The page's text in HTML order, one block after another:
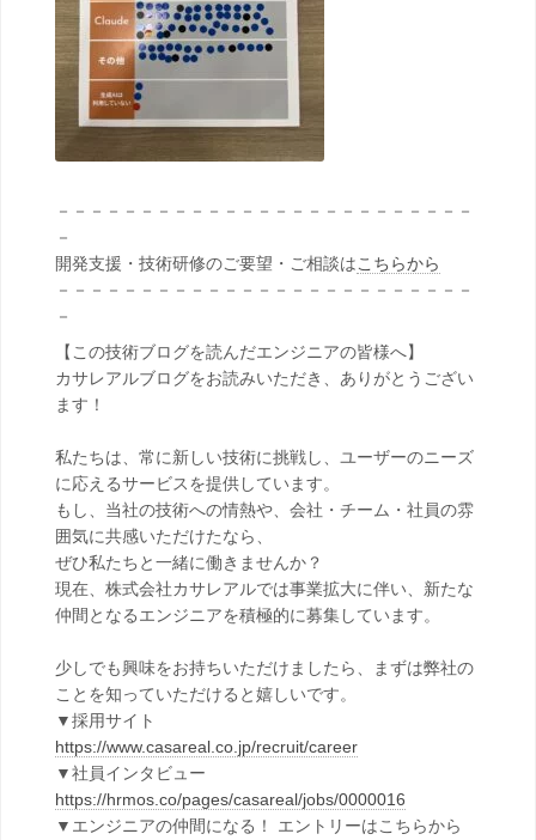
－－－－－－－－－－－－－－－－－－－－－－－－－
－
開発支援・技術研修のご要望・ご相談はこちらから
－－－－－－－－－－－－－－－－－－－－－－－－－
－
【この技術ブログを読んだエンジニアの皆様へ】
カサレアルブログをお読みいただき、ありがとうござい
ます！
私たちは、常に新しい技術に挑戦し、ユーザーのニーズ
に応えるサービスを提供しています。
もし、当社の技術への情熱や、会社・チーム・社員の雰
囲気に共感いただけたなら、
ぜひ私たちと一緒に働きませんか？
現在、株式会社カサレアルでは事業拡大に伴い、新たな
仲間となるエンジニアを積極的に募集しています。
少しでも興味をお持ちいただけましたら、まずは弊社の
ことを知っていただけると嬉しいです。
▼採用サイト
https://www.casareal.co.jp/recruit/career
▼社員インタビュー
https://hrmos.co/pages/casareal/jobs/0000016
▼エンジニアの仲間になる！ エントリーはこちらから